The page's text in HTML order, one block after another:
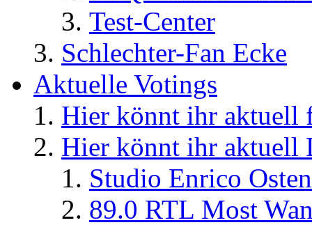
Test-Center
Schlechter-Fan Ecke
Aktuelle Votings
Hier könnt ihr aktuell
Hier könnt ihr aktuell
Studio Enrico
89.0 RTL Most